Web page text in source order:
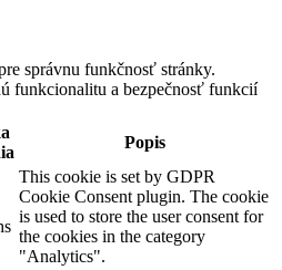
správnu funkčnosť stránky.
funkcionalitu a bezpečnosť funkcií
Popis
This cookie is set by GDPR
Cookie Consent plugin. The cookie
is used to store the user consent for
the cookies in the category
"Analytics".